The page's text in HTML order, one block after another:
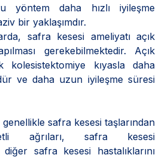
yöntem daha hızlı iyileşme
bir yaklaşımdır.
safra kesesi ameliyatı açık
gerekebilmektedir. Açık
kolesistektomiye kıyasla daha
ve daha uzun iyileşme süresi
safra kesesi taşlarından
ağrıları, safra kesesi
diğer safra kesesi hastalıklarını